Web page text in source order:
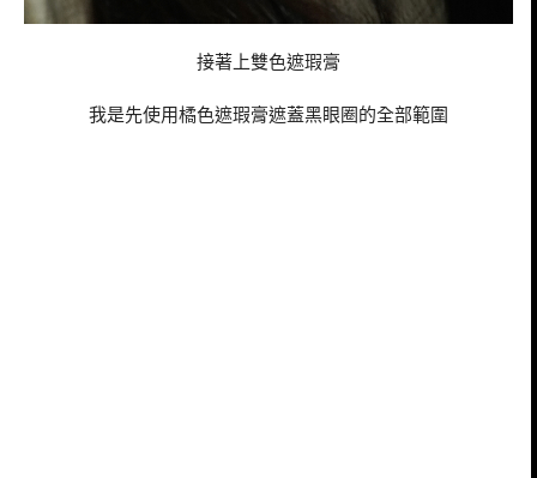
接著上雙色遮瑕膏
我是先使用橘色遮瑕膏遮蓋黑眼圈的全部範圍